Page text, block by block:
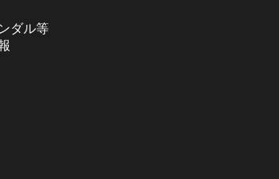
ダル等